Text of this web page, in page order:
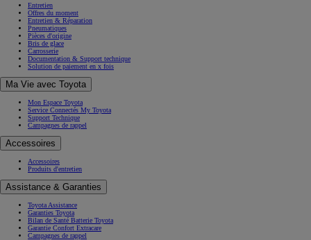
Entretien
Offres du moment
Entretien & Réparation
Pneumatiques
Pièces d'origine
Bris de glace
Carrosserie
Documentation & Support technique
Solution de paiement en x fois
Ma Vie avec Toyota
Mon Espace Toyota
Service Connectés My Toyota
Support Technique
Campagnes de rappel
Accessoires
Accessoires
Produits d'entretien
Assistance & Garanties
Toyota Assistance
Garanties Toyota
Bilan de Santé Batterie Toyota
Garantie Confort Extracare
Campagnes de rappel